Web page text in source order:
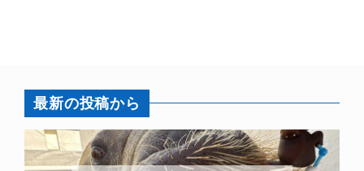
最新の投稿から